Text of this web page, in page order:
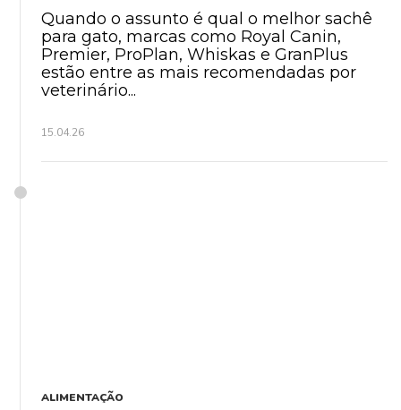
Quando o assunto é qual o melhor sachê
para gato, marcas como Royal Canin,
Premier, ProPlan, Whiskas e GranPlus
estão entre as mais recomendadas por
veterinário...
15.04.26
ALIMENTAÇÃO